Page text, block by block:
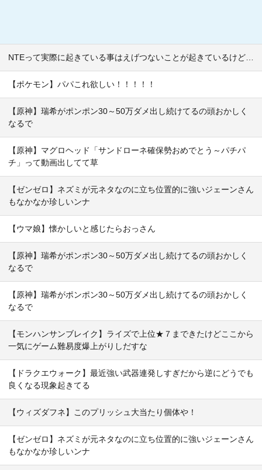
NTEって実際に起きている事はえげつないことが起きているけど…
【ポケモン】パパこれ欲しい！！！！！
【原神】瑞希がポンポン30～50万ダメ出し続けてるの頭おかしく
なるで
【原神】マグロヘッド「サンドローネ確保勢おめでとう～パチパ
チ」って動画出してて草
【ゼンゼロ】ネズミが元ネタなのに立ち位置的に強いジェーンさん
もなかなか珍しいンナ
【ウマ娘】懐かしいと感じたらおっさん
【原神】瑞希がポンポン30～50万ダメ出し続けてるの頭おかしく
なるで
【原神】瑞希がポンポン30～50万ダメ出し続けてるの頭おかしく
なるで
【モンハンサンブレイク】ライズで上位★７まできたけどここから
一気にゲーム難易度爆上がりしだすな
【ドラクエウォーク】最近強い武器連発しすぎだから逆にどうでも
良くなる現象起きてる
【ウィズダフネ】このプリッシュ大当たり個体や！
【ゼンゼロ】ネズミが元ネタなのに立ち位置的に強いジェーンさん
もなかなか珍しいンナ